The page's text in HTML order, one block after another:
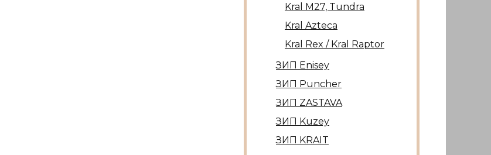
Kral М27, Tundra
Kral Azteca
Kral Rex / Kral Raptor
ЗИП Enisey
ЗИП Puncher
ЗИП ZASTAVA
ЗИП Kuzey
ЗИП KRAIT